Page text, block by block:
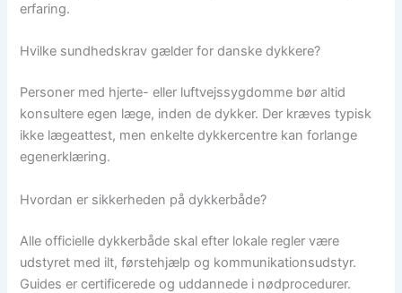
erfaring.
Hvilke sundhedskrav gælder for danske dykkere?
Personer med hjerte- eller luftvejssygdomme bør altid
konsultere egen læge, inden de dykker. Der kræves typisk
ikke lægeattest, men enkelte dykkercentre kan forlange
egenerklæring.
Hvordan er sikkerheden på dykkerbåde?
Alle officielle dykkerbåde skal efter lokale regler være
udstyret med ilt, førstehjælp og kommunikationsudstyr.
Guides er certificerede og uddannede i nødprocedurer.